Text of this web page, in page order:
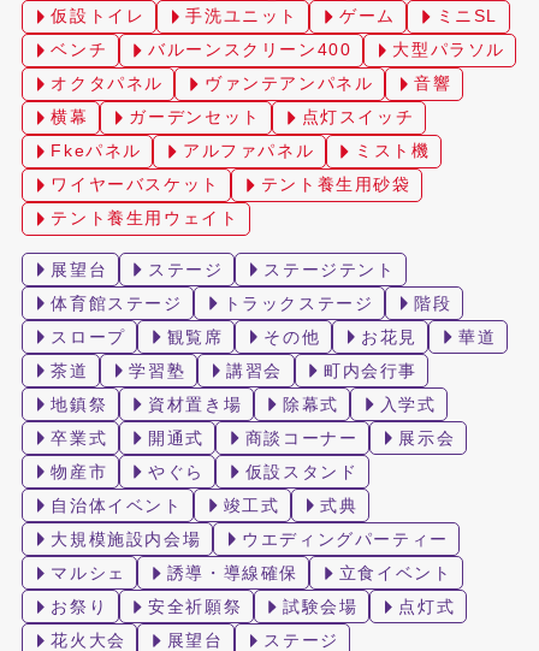
仮設トイレ
手洗ユニット ゲーム
ミニSL
ベンチ
バルーンスクリーン400
大型パラソル
オクタパネル
ヴァンテアンパネル
音響
横幕
ガーデンセット
点灯スイッチ
Fkeパネル
アルファパネル
ミスト機
ワイヤーバスケット
テント養生用砂袋
テント養生用ウェイト
展望台 ステージ
ステージテント
体育館ステージ
トラックステージ
階段
スロープ
観覧席 その他 お花見
華道
茶道
学習塾 講習会
町内会行事
地鎮祭
資材置き場 除幕式
入学式
卒業式
開通式 商談コーナー
展示会
物産市
やぐら
仮設スタンド
自治体イベント
竣工式
式典
大規模施設内会場
ウエディングパーティー
マルシェ
誘導・導線確保
立食イベント
お祭り
安全祈願祭 試験会場
点灯式
花火大会
展望台
ステージ